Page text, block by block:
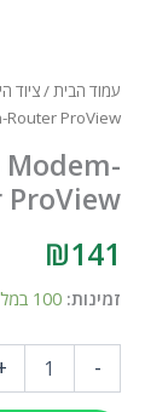
עמוד הבית/ציוד
Router ProView
Modem-
ProView
₪141
זמינות: 100 במלאי
-